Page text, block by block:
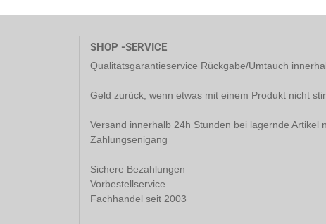
SHOP -SERVICE
Qualitätsgarantieservice Rückgabe/Umtauch
Geld zurück, wenn etwas mit einem Produkt nicht
Versand innerhalb 24h Stunden bei lagernde Artikel
Zahlungsenigang
Sichere Bezahlungen
Vorbestellservice
Fachhandel seit 2003